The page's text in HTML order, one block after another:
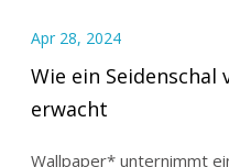
Apr 28, 2024
Wie ein Seidenschal
erwacht
Wallpaper* unternimmt